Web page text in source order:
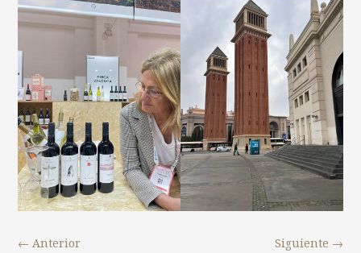
← Anterior Siguiente →